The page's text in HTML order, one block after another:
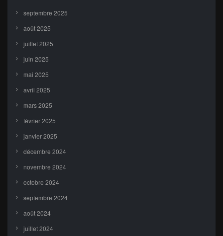
septembre 2025
août 2025
juillet 2025
juin 2025
mai 2025
avril 2025
mars 2025
février 2025
janvier 2025
décembre 2024
novembre 2024
octobre 2024
septembre 2024
août 2024
juillet 2024